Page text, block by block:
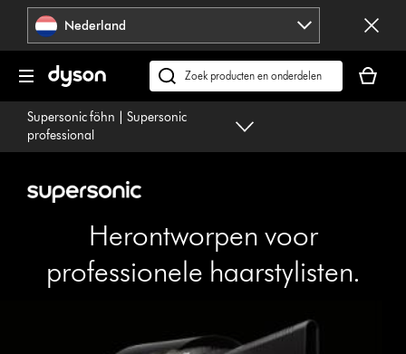
Navigatie
overslaan
Nederland
Zoek
op
dyson.nl
is
Supersonic föhn | Supersonic
professional
Herontworpen voor
professionele haarstylisten.